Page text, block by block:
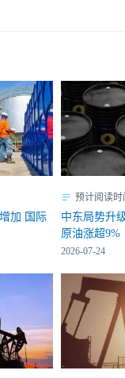
加 国际
预计阅读时
中东局势升
原油涨超9%
2026-07-24